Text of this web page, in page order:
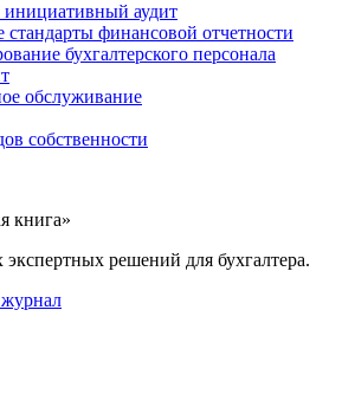
аудит
финансовой отчетности
бухгалтерского персонала
обслуживание
собственности
книга»
решений для бухгалтера.